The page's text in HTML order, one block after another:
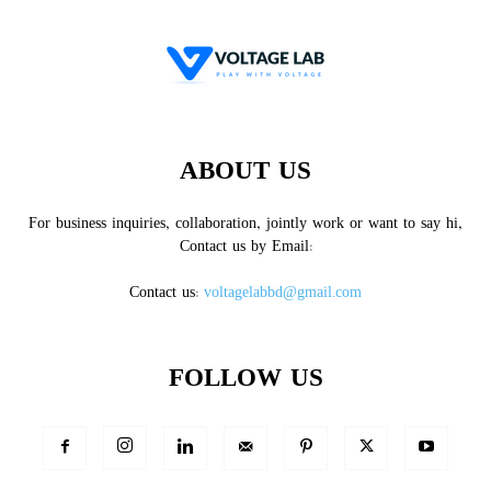
ABOUT US
For business inquiries, collaboration, jointly work or want to say hi,
Contact us by Email:
Contact us: voltagelabbd@gmail.com
FOLLOW US